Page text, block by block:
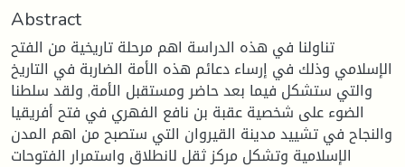
Abstract
تناولنا في هذه الدراسة اهم مرحلة تاريخية من الفتح
الإسلامي وذلك في إرساء دعائم هذه الأمة الضاربة في التاريخ
والتي ستشكل فيما بعد حاضر ومستقبل الأمة, ولقد سلطنا
الضوء على شخصية عقبة بن نافع الفهري في فتح أفريقيا
والنجاح في تشييد مدينة القيروان التي ستصبح من اهم المدن
الإسلامية وتشكل مركز ثقل لانطلاق واستمرار الفتوحات